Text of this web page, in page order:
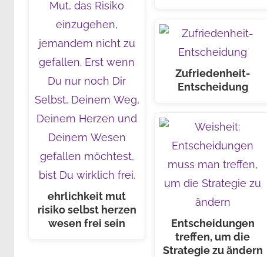
ehrlichkeit mut
risiko selbst herzen
wesen frei sein
Zufriedenheit-
Entscheidung
Entscheidungen
treffen, um die
Strategie zu ändern